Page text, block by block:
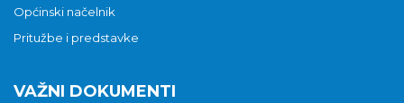
Općinski načelnik
Pritužbe i predstavke
VAŽNI DOKUMENTI